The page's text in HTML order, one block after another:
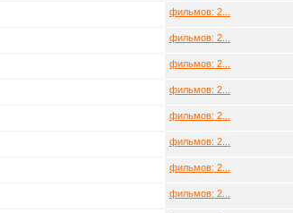
фильмов: 2...
фильмов: 2...
фильмов: 2...
фильмов: 2...
фильмов: 2...
фильмов: 2...
фильмов: 2...
фильмов: 2...